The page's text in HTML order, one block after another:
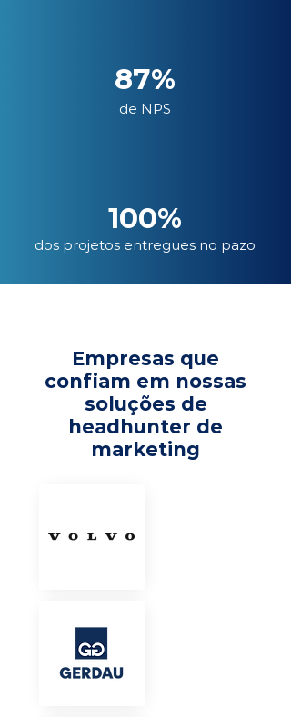
87%
de NPS
100%
dos projetos entregues no pazo
Empresas que
confiam em nossas
soluções de
headhunter de
marketing